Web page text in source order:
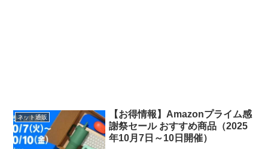
ネット通販
【お得情報】Amazonプライム感
謝祭セール おすすめ商品（2025
年10月7日～10日開催）